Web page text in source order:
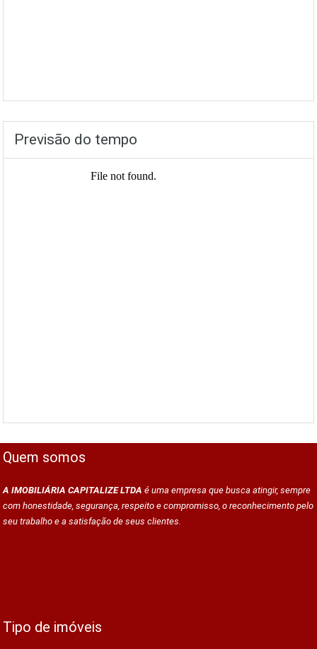
Previsão do tempo
Quem somos
A IMOBILIÁRIA CAPITALIZE LTDA é uma empresa que busca atingir, sempre
com honestidade, segurança, respeito e compromisso, o reconhecimento pelo
seu trabalho e a satisfação de seus clientes.
Tipo de imóveis